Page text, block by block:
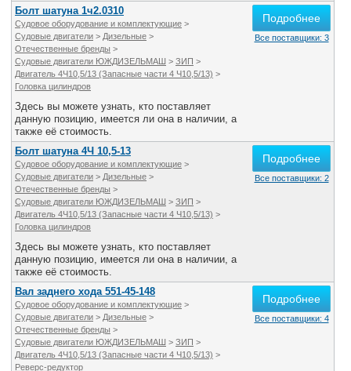
Болт шатуна 1ч2.0310
Судовое оборудование и комплектующие >
Судовые двигатели > Дизельные >
Отечественные бренды >
Судовые двигатели ЮЖДИЗЕЛЬМАШ > ЗИП >
Двигатель 4Ч10,5/13 (Запасные части 4 Ч10,5/13) >
Головка цилиндров
Здесь вы можете узнать, кто поставляет
данную позицию, имеется ли она в наличии, а
также её стоимость.
Подробнее
Все поставщики: 3
Болт шатуна 4Ч 10,5-13
Судовое оборудование и комплектующие >
Судовые двигатели > Дизельные >
Отечественные бренды >
Судовые двигатели ЮЖДИЗЕЛЬМАШ > ЗИП >
Двигатель 4Ч10,5/13 (Запасные части 4 Ч10,5/13) >
Головка цилиндров
Здесь вы можете узнать, кто поставляет
данную позицию, имеется ли она в наличии, а
также её стоимость.
Подробнее
Все поставщики: 2
Вал заднего хода 551-45-148
Судовое оборудование и комплектующие >
Судовые двигатели > Дизельные >
Отечественные бренды >
Судовые двигатели ЮЖДИЗЕЛЬМАШ > ЗИП >
Двигатель 4Ч10,5/13 (Запасные части 4 Ч10,5/13) >
Реверс-редуктор
Подробнее
Все поставщики: 4